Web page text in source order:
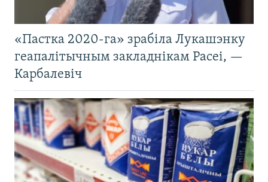
«Пастка 2020-га» зрабіла Лукашэнку
геапалітычным закладнікам Расеі, —
Карбалевіч